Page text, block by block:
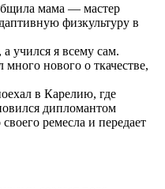
мама — мастер
физкультуру в
учился я всему сам.
нового о ткачестве,
в Карелию, где
дипломантом
ремесла и передает